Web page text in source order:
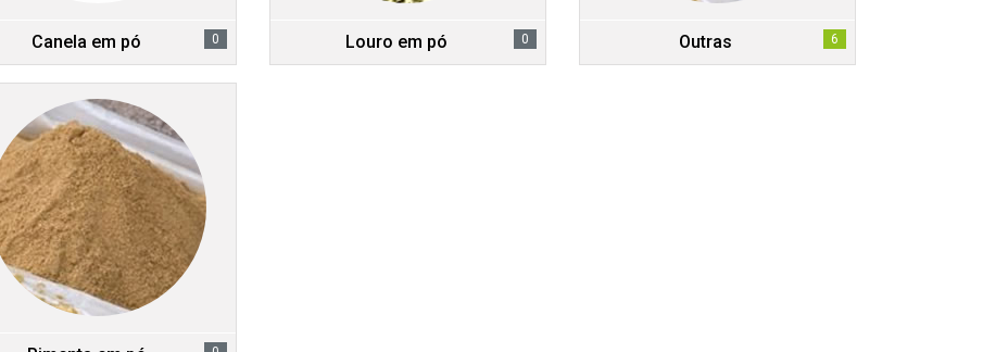
Canela em pó 0 Louro em pó 0 Outras 6